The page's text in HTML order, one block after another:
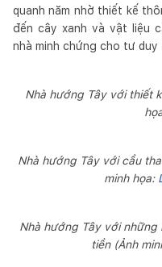
quanh năm nhờ thiết kế
đến cây xanh và vật liệu
nhà minh chứng cho tư duy
Nhà hướng Tây với thiết
Nhà hướng Tây với cầu
minh họa:
Nhà hướng Tây với những
tiền (Ảnh